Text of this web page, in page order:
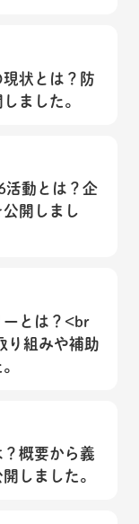
状とは？防
ました。
活動とは？企
開しまし
ーとは？<br
り組みや補助
概要から義
しました。